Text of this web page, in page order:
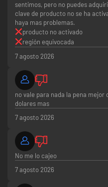
sentimos, pero no puedes
clave de producto no se ha
haya mas problemas.
producto no activado
región equivocada
7 agosto 2026
no vale para nada la pena
dolares mas
7 agosto 2026
No me lo cajeo
7 agosto 2026